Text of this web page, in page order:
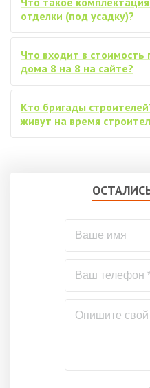
отделки (под усадку)?
Что входит в стоимость
дома 8 на 8 на сайте?
Кто бригады
живут на время